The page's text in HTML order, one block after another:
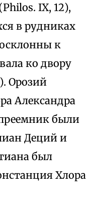
IX, 12),
в рудниках
к
ко двору
Орозий
Александра
были
Деций и
был
Хлора